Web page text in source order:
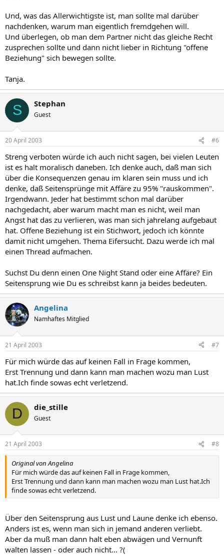
Und, was das Allerwichtigste ist, man sollte mal darüber
nachdenken, warum man eigentlich fremdgehen will.
Und überlegen, ob man dem Partner nicht das gleiche Recht
zusprechen sollte und dann nicht lieber in Richtung "offene
Beziehung" sich bewegen sollte.
Tanja.
S Stephan
Guest
20 April 2003 #6
Streng verboten würde ich auch nicht sagen, bei vielen Leuten
ist es halt moralisch daneben. Ich denke auch, daß man sich
über die Konsequenzen genau im klaren sein muss und ich
denke, daß Seitensprünge mit Affäre zu 95% "rauskommen".
Irgendwann. Jeder hat bestimmt schon mal darüber
nachgedacht, aber warum macht man es nicht, weil man
Angst hat das zu verlieren, was man sich jahrelang aufgebaut
hat. Offene Beziehung ist ein Stichwort, jedoch ich könnte
damit nicht umgehen. Thema Eifersucht. Dazu werde ich mal
einen Thread aufmachen.
Suchst Du denn einen One Night Stand oder eine Affäre? Ein
Seitensprung wie Du es schreibst kann ja beides bedeuten.
Angelina
Namhaftes Mitglied
21 April 2003 #7
Für mich würde das auf keinen Fall in Frage kommen,
Erst Trennung und dann kann man machen wozu man Lust
hat.Ich finde sowas echt verletzend.
D die_stille
Guest
21 April 2003 #8
Original von Angelina
Für mich würde das auf keinen Fall in Frage kommen,
Erst Trennung und dann kann man machen wozu man Lust hat.Ich
finde sowas echt verletzend.
Über den Seitensprung aus Lust und Laune denke ich ebenso.
Anders ist es, wenn man sich in jemand anderen verliebt.
Aber da muß man dann halt eben abwägen und Vernunft
walten lassen - oder auch nicht... ?(